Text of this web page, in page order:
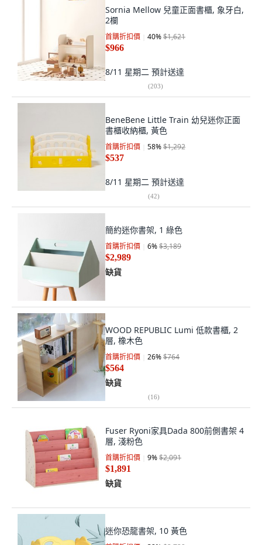
Sornia Mellow 兒童正面書櫃, 象牙白,
2欄
首購折扣價 40%$1,621
$966
8/11 星期二 預計送達
(203)
BeneBene Little Train 幼兒迷你正面
書櫃收納櫃, 黃色
首購折扣價 58%$1,292
$537
8/11 星期二 預計送達
(42)
簡約迷你書架, 1 綠色
首購折扣價 6%$3,189
$2,989
缺貨
WOOD REPUBLIC Lumi 低款書櫃, 2
層, 橡木色
首購折扣價 26%$764
$564
缺貨
(16)
Fuser Ryoni家具Dada 800前側書架 4
層, 淺粉色
首購折扣價 9%$2,091
$1,891
缺貨
迷你恐龍書架, 10 黃色